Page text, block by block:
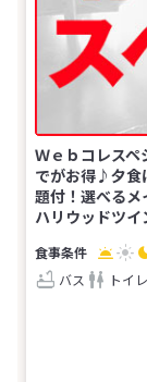
Ｗｅｂコレス
でがお得♪夕食
題付！選べる
ハリウッドツ
バス
トイレ